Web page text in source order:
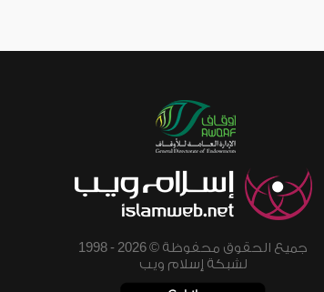
جميع الحقوق محفوظة © 2026 - 1998
لشبكة إسلام ويب